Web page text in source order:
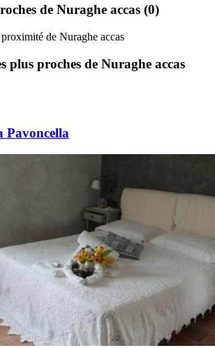
de Nuraghe accas (0)
de Nuraghe accas
plus proches de Nuraghe accas
Pavoncella